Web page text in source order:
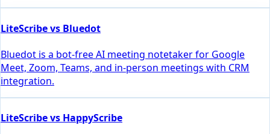
LiteScribe vs Bluedot
Bluedot is a bot-free AI meeting notetaker for Google
Meet, Zoom, Teams, and in-person meetings with CRM
integration.
LiteScribe vs HappyScribe